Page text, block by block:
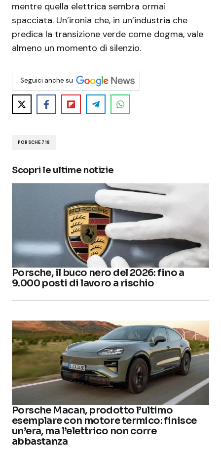
mentre quella elettrica sembra ormai
spacciata. Un’ironia che, in un’industria che
predica la transizione verde come dogma, vale
almeno un momento di silenzio.
Seguici anche su
PORSCHE 718
Scopri le ultime notizie
Porsche, il buco nero del 2026: fino a
9.000 posti di lavoro a rischio
Porsche Macan, prodotto l’ultimo
esemplare con motore termico: finisce
un’era, ma l’elettrico non corre
abbastanza